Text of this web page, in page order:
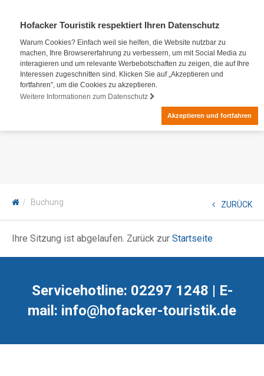
Hofacker Touristik respektiert Ihren Datenschutz
Warum Cookies? Einfach weil sie helfen, die Website nutzbar zu
machen, Ihre Browsererfahrung zu verbessern, um mit Social Media zu
interagieren und um relevante Werbebotschaften zu zeigen, die auf Ihre
Interessen zugeschnitten sind. Klicken Sie auf „Akzeptieren und
fortfahren", um die Cookies zu akzeptieren.
Weitere Informationen zum Datenschutz
Akzeptieren und fortfahren
Buchung ZURÜCK
Ihre Sitzung ist abgelaufen. Zurück zur Startseite
Servicehotline: 02297 1248 | E-
mail: info@hofacker-touristik.de